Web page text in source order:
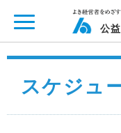
公
スケジュ